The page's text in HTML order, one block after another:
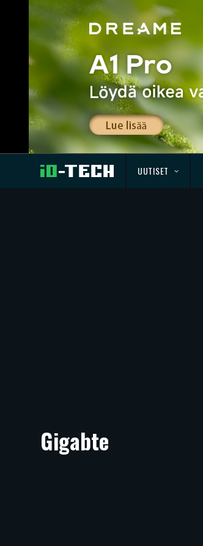
UUTISET
Gigabte